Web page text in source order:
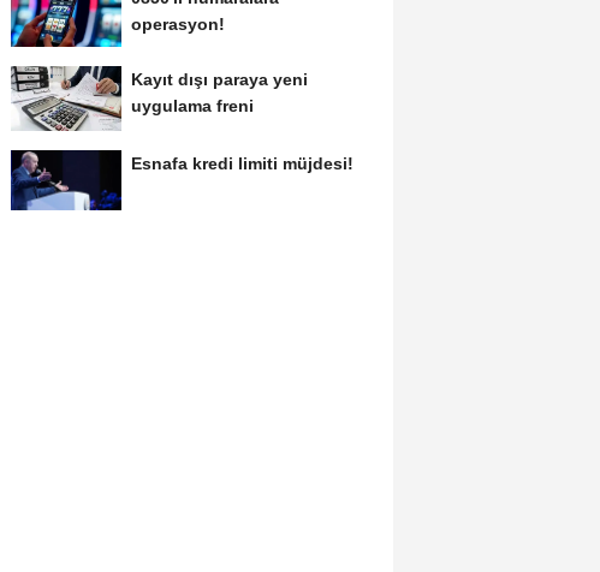
operasyon!
Kayıt dışı paraya yeni
uygulama freni
Esnafa kredi limiti müjdesi!